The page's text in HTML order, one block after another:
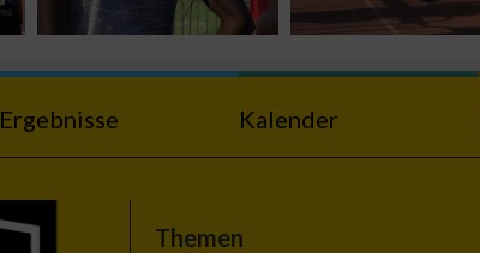
Ergebnisse Kalender
Themen